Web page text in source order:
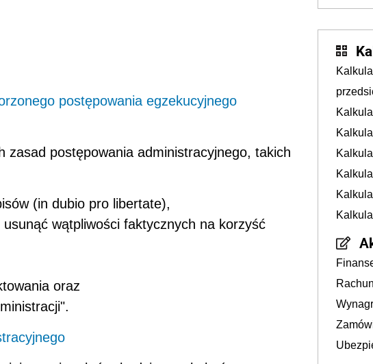
postępowania egzekucyjnego
zasad postępowania administracyjnego, takich
(in dubio pro libertate),
wątpliwości faktycznych na korzyść
oraz